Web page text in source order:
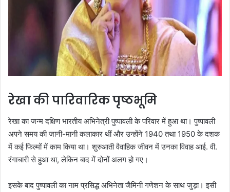
रेखा की पारिवारिक पृष्ठभूमि
रेखा का जन्म दक्षिण भारतीय अभिनेत्री पुष्पावली के परिवार में हुआ था। पुष्पावली
अपने समय की जानी-मानी कलाकार थीं और उन्होंने 1940 तथा 1950 के दशक
में कई फिल्मों में काम किया था। शुरुआती वैवाहिक जीवन में उनका विवाह आई. वी.
रंगाचारी से हुआ था, लेकिन बाद में दोनों अलग हो गए।
इसके बाद पुष्पावली का नाम प्रसिद्ध अभिनेता जैमिनी गणेशन के साथ जुड़ा। इसी